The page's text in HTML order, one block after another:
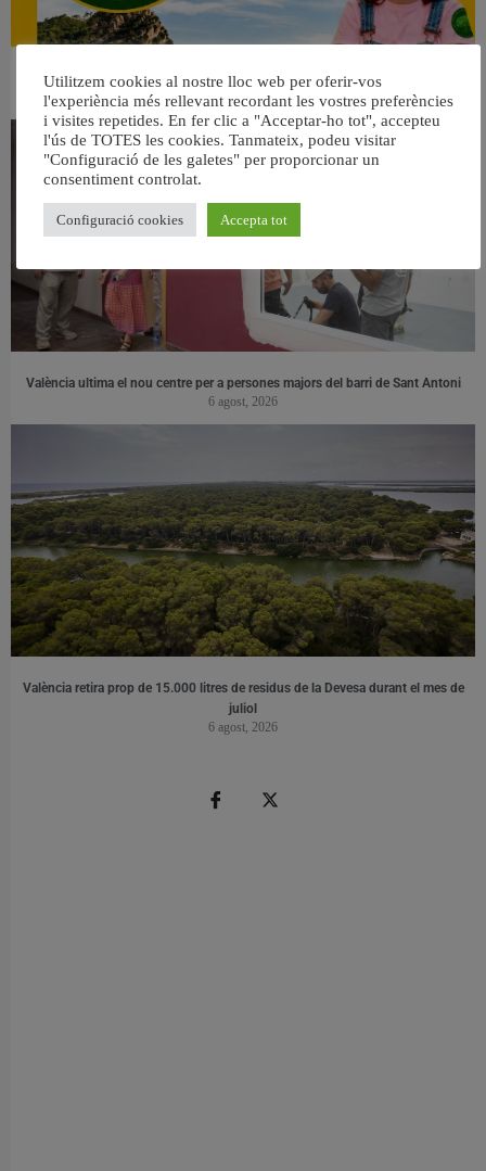
👀 Una mirada atenta puede marcar la diferencia.
31 juliol, 2026
València ultima el nou centre per a persones majors del barri de Sant Antoni
6 agost, 2026
València retira prop de 15.000 litres de residus de la Devesa durant el mes de
juliol
6 agost, 2026
Utilitzem cookies al nostre lloc web per oferir-vos
l'experiència més rellevant recordant les vostres preferències
i visites repetides. En fer clic a "Acceptar-ho tot", accepteu
l'ús de TOTES les cookies. Tanmateix, podeu visitar
"Configuració de les galetes" per proporcionar un
consentiment controlat.
Configuració cookies Accepta tot